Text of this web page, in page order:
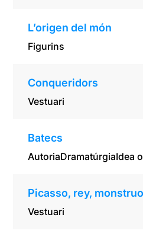
L’origen del món
Figurins
Conqueridors
Vestuari
Batecs
AutoriaDramatúrgiaIdea
Picasso, rey,
Vestuari